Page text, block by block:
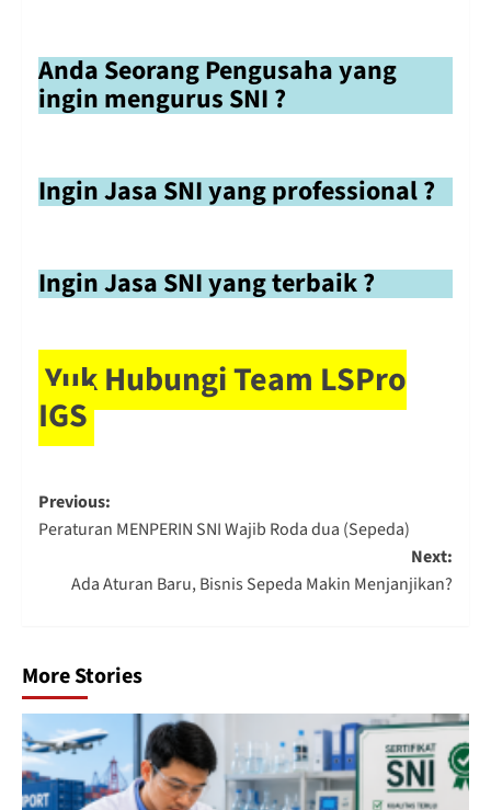
Anda Seorang Pengusaha yang
ingin mengurus SNI ?
Ingin Jasa SNI yang professional ?
Ingin Jasa SNI yang terbaik ?
Yuk Hubungi Team LSPro
IGS
Post
navigation
Previous:
Peraturan MENPERIN SNI Wajib Roda dua (Sepeda)
Next:
Ada Aturan Baru, Bisnis Sepeda Makin Menjanjikan?
More Stories